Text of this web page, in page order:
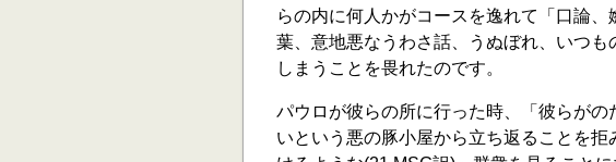
らの内に何人かがコースを逸れて「口論
葉、意地悪なうわさ話、うぬぼれ、いつ
しまうことを畏れたのです。
パウロが彼らの所に行った時、「彼らが
いという悪の豚小屋から立ち返ることを